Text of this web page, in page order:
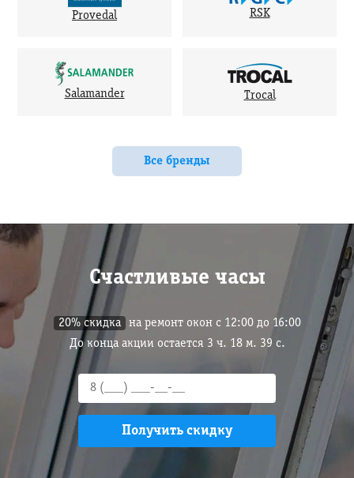
Provedal RSK
Salamander Trocal
Все бренды
Счастливые часы
20% скидка
на ремонт окон с 12:00 до 16:00
До конца акции остается 3 ч. 18м. 38 с.